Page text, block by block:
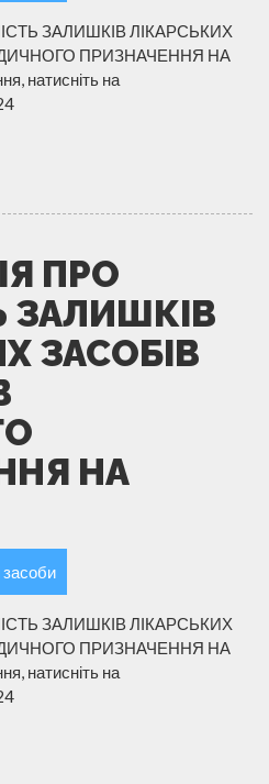
ЗАЛИШКІВ ЛІКАРСЬКИХ
ПРИЗНАЧЕННЯ НА
натисніть на
ПРО
ЗАЛИШКІВ
ЗАСОБІВ
НА
ЗАЛИШКІВ ЛІКАРСЬКИХ
ПРИЗНАЧЕННЯ НА
натисніть на